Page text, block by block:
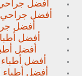
أفضل جراحي
أفضل جراحي
أفضل
أفضل
أفضل
أفضل أطباء
أفضل أطباء